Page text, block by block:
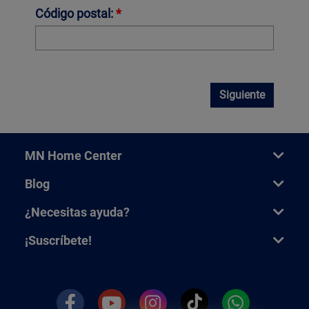
Código postal:*
Siguiente
MN Home Center
Blog
¿Necesitas ayuda?
¡Suscríbete!